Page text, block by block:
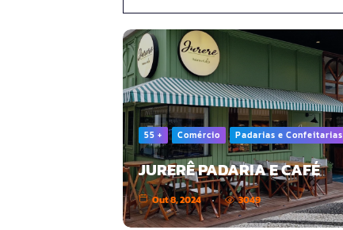
55 + Comércio Padarias e Confeitarias
JURERÊ PADARIA E CAFÉ
Out 8, 2024 3049